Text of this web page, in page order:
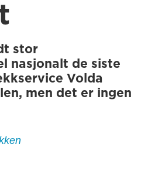
stor
nasjonalt de siste
Volda
men det er ingen